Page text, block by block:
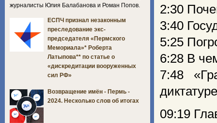
2:30
3:40
5:25
6:28 В
7:48
09:19
журналисты Юлия Балабанова и Роман Попов.
ЕСПЧ признал незаконным
преследование экс-
председателя «Пермского
Мемориала»* Роберта
Латыпова** по статье о
«дискредитации вооруженных
сил РФ»
Возвращение имён - Пермь -
2024. Несколько слов об итогах